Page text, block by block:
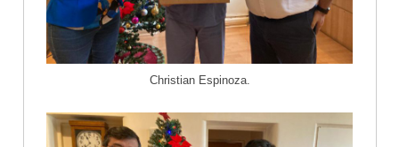
Christian Espinoza.